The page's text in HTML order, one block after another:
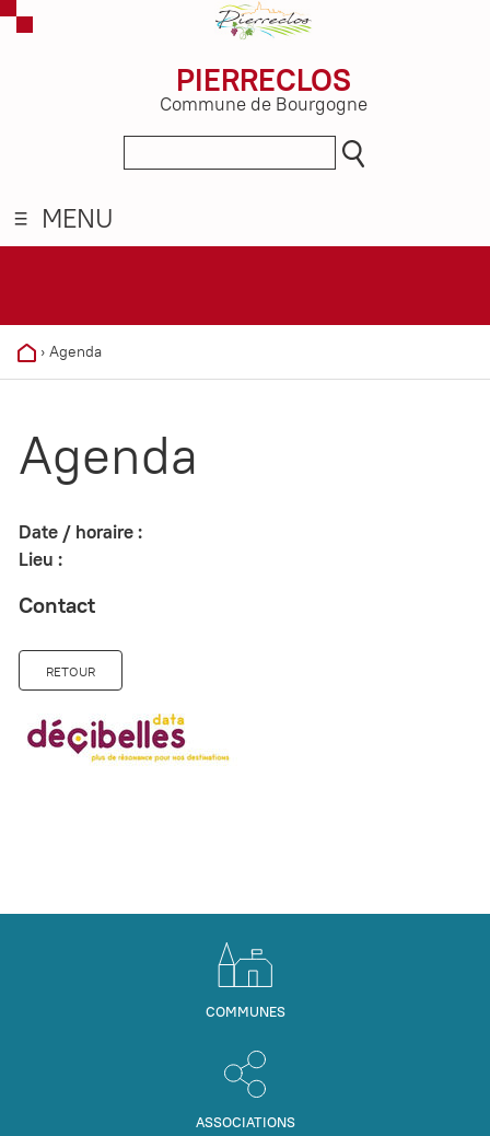
PIERRECLOS
Commune de Bourgogne
MENU
› Agenda
Agenda
Date / horaire :
Lieu :
Contact
RETOUR
COMMUNES
ASSOCIATIONS